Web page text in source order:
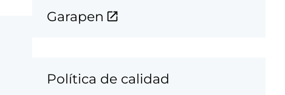
Garapen
Política de calidad